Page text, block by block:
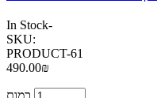
In Stock-
SKU:
PRODUCT-61
490.00₪